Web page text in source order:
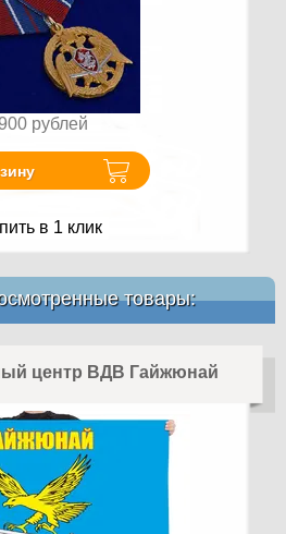
рублей
в 1 клик
товары:
центр ВДВ Гайжюнай